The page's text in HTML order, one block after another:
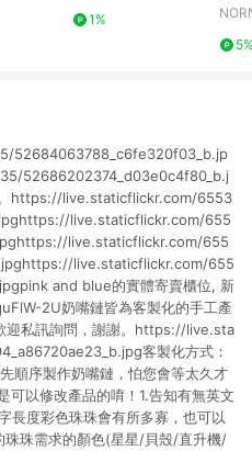
1%
52684063788_c6fe320f03_b.jp
52686202374_d03e0c4f80_b.j
https://live.staticflickr.com/6553
live.staticflickr.com/655
live.staticflickr.com/655
live.staticflickr.com/655
and blue的實體寄賣櫃位, 新
2U奶嘴鏈皆為客製化的手工產
迎私訊詢問，謝謝。https://live.sta
客製化方式：
順序製作奶嘴鏈，怕您會等太久才
可以修改產品的唷！1.告知有無英文
長度彩色珠珠會有所多寡，也可以
珠需求的顏色(星星/貝殼/直升機/